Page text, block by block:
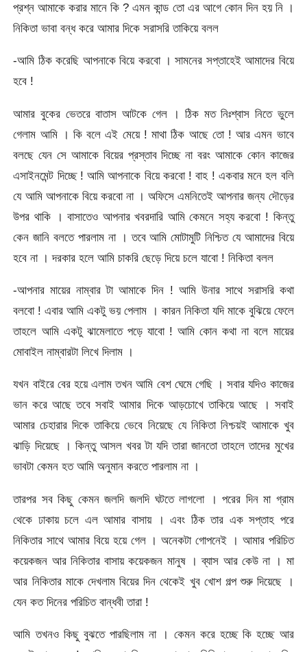
প্রশ্ন আমাকে করার মানে কি ? এমন কান্ড তো এর আগে কোন দিন হয় নি ।
নিকিতা ভাবা বন্ধ করে আমার দিকে সরাসরি তাকিয়ে বলল
-আমি ঠিক করেছি আপনাকে বিয়ে করবো । সামনের সপ্তাহেই আমাদের বিয়ে
হবে !
আমার বুকের ভেতরে বাতাস আটকে গেল । ঠিক মত নিঃশ্বাস নিতে ভুলে
গেলাম আমি । কি বলে এই মেয়ে ! মাথা ঠিক আছে তো ! আর এমন ভাবে
বলছে যেন সে আমাকে বিয়ের প্রস্তাব দিচ্ছে না বরং আমাকে কোন কাজের
এসাইনমেন্ট দিচ্ছে ! আমি আপনাকে বিয়ে করবো ! বাহ ! একবার মনে হল বলি
যে আমি আপনাকে বিয়ে করবো না । অফিসে এমনিতেই আপনার জন্য দৌড়ের
উপর থাকি । বাসাতেও আপনার খবরদারি আমি কেমনে সহ্য করবো ! কিন্তু
কেন জানি বলতে পারলাম না । তবে আমি মোটামুটি নিশ্চিত যে আমাদের বিয়ে
হবে না । দরকার হলে আমি চাকরি ছেড়ে দিয়ে চলে যাবো ! নিকিতা বলল
-আপনার মায়ের নাম্বার টা আমাকে দিন ! আমি উনার সাথে সরাসরি কথা
বলবো ! এবার আমি একটু ভয় পেলাম । কারন নিকিতা যদি মাকে বুঝিয়ে ফেলে
তাহলে আমি একটু ঝামেলাতে পড়ে যাবো ! আমি কোন কথা না বলে মায়ের
মোবাইল নাম্বারটা লিখে দিলাম ।
যখন বাইরে বের হয়ে এলাম তখন আমি বেশ ঘেমে গেছি । সবার যদিও কাজের
ভান করে আছে তবে সবাই আমার দিকে আড়চোখে তাকিয়ে আছে । সবাই
আমার চেহারার দিকে তাকিয়ে ভেবে নিয়েছে যে নিকিতা নিশ্চয়ই আমাকে খুব
ঝাড়ি দিয়েছে । কিন্তু আসল খবর টা যদি তারা জানতো তাহলে তাদের মুখের
ভাবটা কেমন হত আমি অনুমান করতে পারলাম না ।
তারপর সব কিছু কেমন জলদি জলদি ঘটতে লাগলো । পরের দিন মা গ্রাম
থেকে ঢাকায় চলে এল আমার বাসায় । এবং ঠিক তার এক সপ্তাহ পরে
নিকিতার সাথে আমার বিয়ে হয়ে গেল । অনেকটা গোপনেই । আমার পরিচিত
কয়েকজন আর নিকিতার বাসায় কয়েকজন মানুষ । ব্যাস আর কেউ না । মা
আর নিকিতার মাকে দেখলাম বিয়ের দিন থেকেই খুব খোশ গল্প শুরু দিয়েছে ।
যেন কত দিনের পরিচিত বান্ধবী তারা !
আমি তখনও কিছু বুঝতে পারছিলাম না । কেমন করে হচ্ছে কি হচ্ছে আর